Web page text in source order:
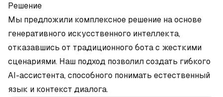
Решение
Мы предложили комплексное решение на основе
генеративного искусственного интеллекта,
отказавшись от традиционного бота с жесткими
сценариями. Наш подход позволил создать гибкого
AI-ассистента, способного понимать естественный
язык и контекст диалога.